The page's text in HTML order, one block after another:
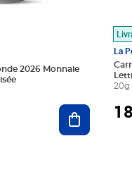
2026 Monnaie
Ajouter au
La
20g
18